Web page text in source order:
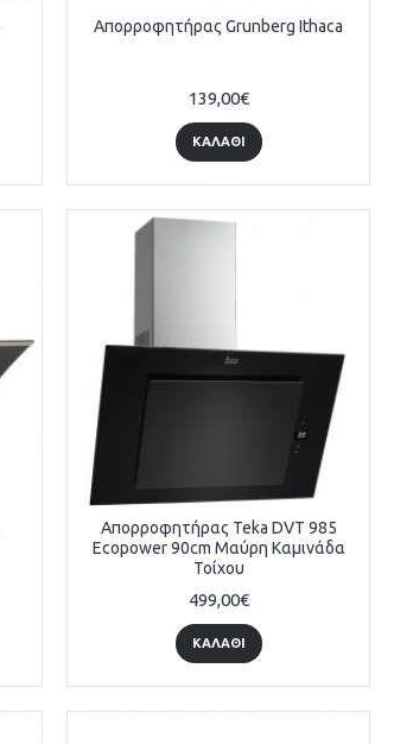
Απορροφητήρας Grunberg Ithaca
139,00€
ΚΑΛΆΘΙ
Απορροφητήρας Teka DVT 985
Ecopower 90cm Μαύρη Καμινάδα
Τοίχου
499,00€
ΚΑΛΆΘΙ